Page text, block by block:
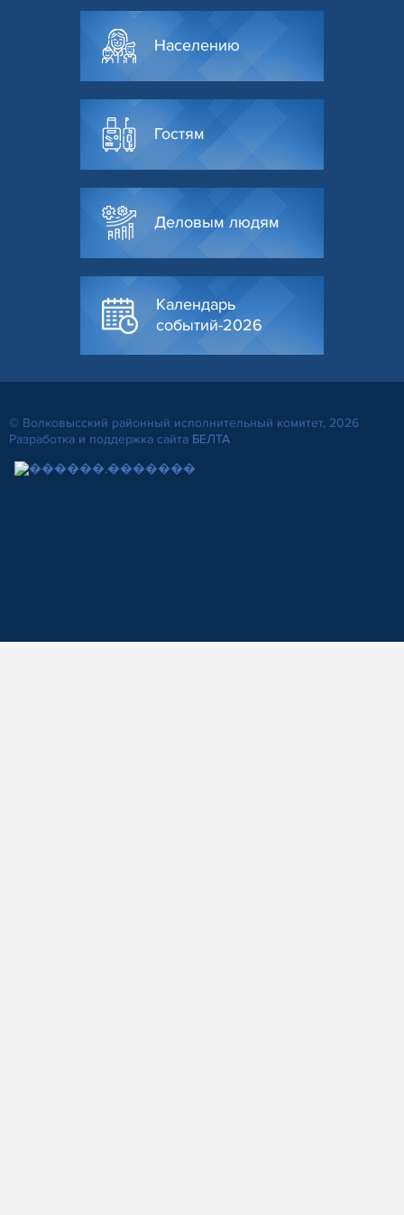
Населению
Гостям
Деловым людям
Календарь
событий-2026
© Волковысский районный исполнительный комитет, 2026
Разработка и поддержка сайта БЕЛТА